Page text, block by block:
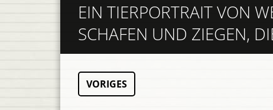
EIN TIERPORTRAIT VON
SCHAFEN UND ZIEGEN,
VORIGES